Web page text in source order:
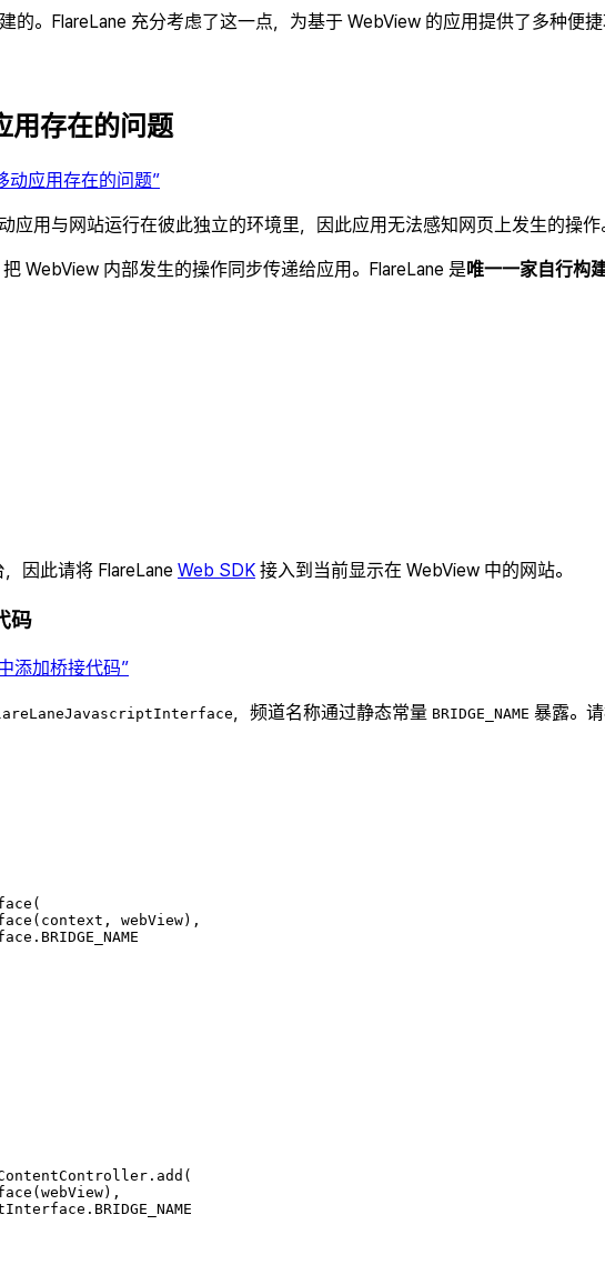
的。FlareLane 充分考虑了这一点，为基于 WebView 的应用提供了多种便捷
用存在的问题
动应用存在的问题”
应用与网站运行在彼此独立的环境里，因此应用无法感知网页上发生的操作
把 WebView 内部发生的操作同步传递给应用。FlareLane 是唯一一家自行构
因此请将 FlareLane Web SDK 接入到当前显示在 WebView 中的网站。
码
添加桥接代码”
，频道名称通过静态常量 BRIDGE_NAME 暴露。
(
(context, webView),
. add (
( webView) ,
BRIDGE_NAME